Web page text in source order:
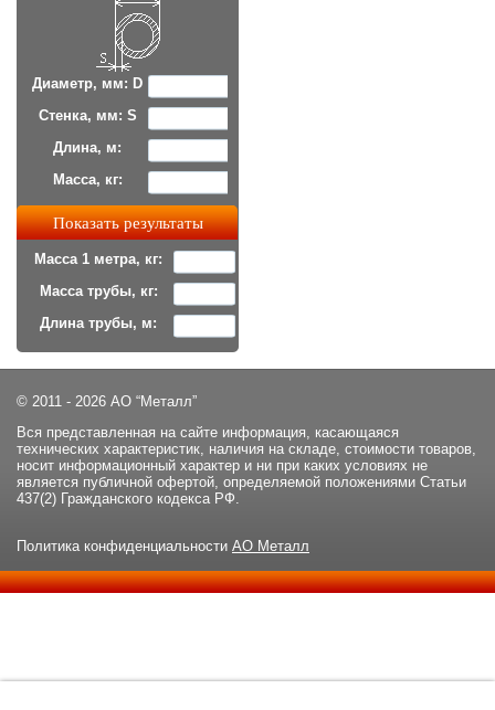
Диаметр, мм: D
Стенка, мм: S
Длина, м:
Масса, кг:
Масса 1 метра, кг:
Масса трубы, кг:
Длина трубы, м:
© 2011 - 2026 АО “Металл”
Вся представленная на сайте информация, касающаяся
технических характеристик, наличия на складе, стоимости товаров,
носит информационный характер и ни при каких условиях не
является публичной офертой, определяемой положениями Статьи
437(2) Гражданского кодекса РФ.
Политика конфиденциальности АО Металл